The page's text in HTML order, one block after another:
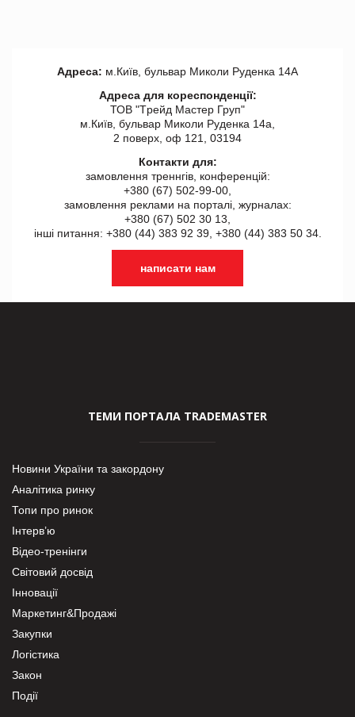
Адреса: м.Київ, бульвар Миколи Руденка 14А
Адреса для кореспонденції:
ТОВ "Tрейд Мастер Груп"
м.Київ, бульвар Миколи Руденка 14а,
2 поверх, оф 121, 03194
Контакти для:
замовлення треннгів, конференцій:
+380 (67) 502-99-00,
замовлення реклами на порталі, журналах:
+380 (67) 502 30 13,
інші питання: +380 (44) 383 92 39, +380 (44) 383 50 34.
написати нам
ТЕМИ ПОРТАЛА TRADEMASTER
Новини України та закордону
Аналітика ринку
Топи про ринок
Інтерв’ю
Відео-тренінги
Світовий досвід
Інновації
Маркетинг&Продажі
Закупки
Логістика
Закон
Події